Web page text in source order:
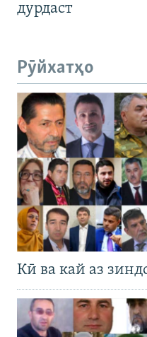
дурдаст
Рӯйхатҳо
Кӣ ва кай аз